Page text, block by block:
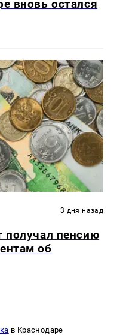
вновь остался
3 дня назад
пенсию
об
в Краснодаре